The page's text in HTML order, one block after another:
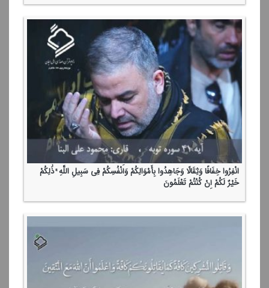
انْفِرُوا خِفَافًا وَثِقَالًا وَجَاهِدُوا بِأَمْوَالِكُمْ وَأَنْفُسِكُمْ فِی سَبِیلِ اللَّهِ ۚ ذَٰلِكُمْ
خَیْرٌ لَكُمْ إِنْ كُنْتُمْ تَعْلَمُونَ